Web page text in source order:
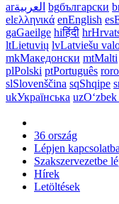
arالعربية bgбългарски
elελληνικά enEnglish es
gaGaeilge hiहिंदी hr
ltLietuvių lvLatviešu
mkМакедонски mtMalti
plPolski ptPortuguês ro
slSlovenščina sqShqipe
ukУкраїнська uz
36 ország
Lépjen
Szakszervezetbe
Hírek
Letöltések